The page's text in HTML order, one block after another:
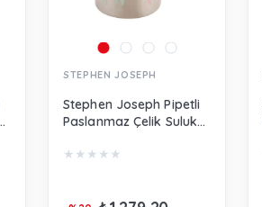
STEPHEN JOSEPH
Stephen Joseph Pipetli
Paslanmaz Çelik Suluk
SJ117559A
★ ★ ★ ★ ★